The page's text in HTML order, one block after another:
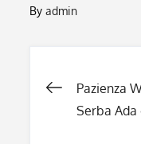
Byadmin
Post
Pazienza
Serba Ada